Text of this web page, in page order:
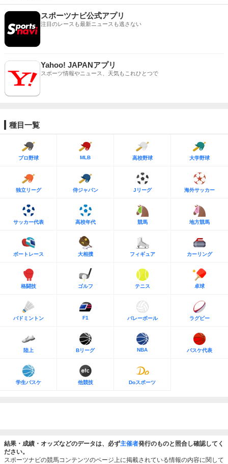
スポーツナビ公式アプリ
注目のレースも最新ニュースも逃さない
Yahoo! JAPANアプリ
スポーツ情報やニュース、天気もこれひとつで
種目一覧
プロ野球 MLB 高校野球 大学野球
独立リーグ 侍ジャパン Jリーグ 海外サッカー
サッカー代表 高校年代 競馬 地方競馬
ボートレース 大相撲 フィギュア カーリング
格闘技 ゴルフ テニス 卓球
バドミントン F1 バレーボール ラグビー
陸上 Bリーグ NBA バスケ代表
学生バスケ 他競技 Doスポーツ
結果・成績・オッズなどのデータは、必ず主催者発行のものと照合し確認してく
ださい。
スポーツナビの競馬コンテンツのページ上に掲載されている情報の内容に関して